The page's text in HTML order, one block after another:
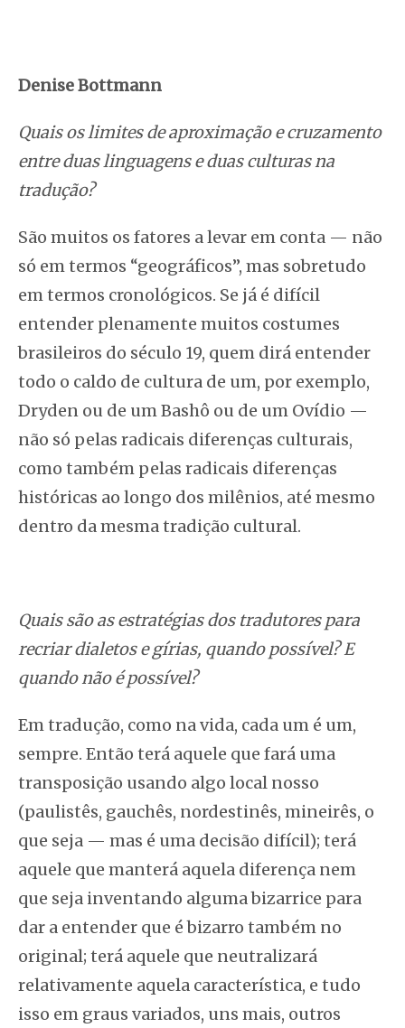
Denise Bottmann
Quais os limites de aproximação e cruzamento
entre duas linguagens e duas culturas na
tradução?
São muitos os fatores a levar em conta — não
só em termos “geográficos”, mas sobretudo
em termos cronológicos. Se já é difícil
entender plenamente muitos costumes
brasileiros do século 19, quem dirá entender
todo o caldo de cultura de um, por exemplo,
Dryden ou de um Bashô ou de um Ovídio —
não só pelas radicais diferenças culturais,
como também pelas radicais diferenças
históricas ao longo dos milênios, até mesmo
dentro da mesma tradição cultural.
Quais são as estratégias dos tradutores para
recriar dialetos e gírias, quando possível? E
quando não é possível?
Em tradução, como na vida, cada um é um,
sempre. Então terá aquele que fará uma
transposição usando algo local nosso
(paulistês, gauchês, nordestinês, mineirês, o
que seja — mas é uma decisão difícil); terá
aquele que manterá aquela diferença nem
que seja inventando alguma bizarrice para
dar a entender que é bizarro também no
original; terá aquele que neutralizará
relativamente aquela característica, e tudo
isso em graus variados, uns mais, outros